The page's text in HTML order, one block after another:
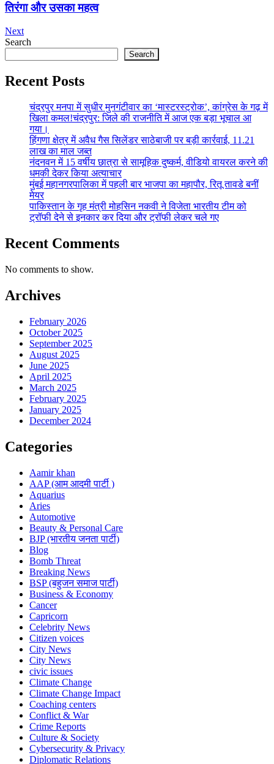
तिरंगा और उसका महत्व
Next
Search
Search
Recent Posts
चंद्रपुर मनपा में सुधीर मुनगंटीवार का ‘मास्टरस्ट्रोक’, कांग्रेस के गढ़ में
खिला कमल!चंद्रपुर: जिले की राजनीति में आज एक बड़ा भूचाल आ
गया।
हिंगणा क्षेत्र में अवैध गैस सिलेंडर साठेबाजी पर बड़ी कार्रवाई, 11.21
लाख का माल जब्त
नंदनवन में 15 वर्षीय छात्रा से सामूहिक दुष्कर्म, वीडियो वायरल करने की
धमकी देकर किया अत्याचार
मुंबई महानगरपालिका में पहली बार भाजपा का महापौर, रितू तावडे बनीं
मेयर
पाकिस्तान के गृह मंत्री मोहसिन नकवी ने विजेता भारतीय टीम को
ट्रॉफी देने से इनकार कर दिया और ट्रॉफी लेकर चले गए
Recent Comments
No comments to show.
Archives
February 2026
October 2025
September 2025
August 2025
June 2025
April 2025
March 2025
February 2025
January 2025
December 2024
Categories
Aamir khan
AAP (आम आदमी पार्टी )
Aquarius
Aries
Automotive
Beauty & Personal Care
BJP (भारतीय जनता पार्टी)
Blog
Bomb Threat
Breaking News
BSP (बहुजन समाज पार्टी)
Business & Economy
Cancer
Capricorn
Celebrity News
Citizen voices
City News
City News
civic issues
Climate Change
Climate Change Impact
Coaching centers
Conflict & War
Crime Reports
Culture & Society
Cybersecurity & Privacy
Diplomatic Relations